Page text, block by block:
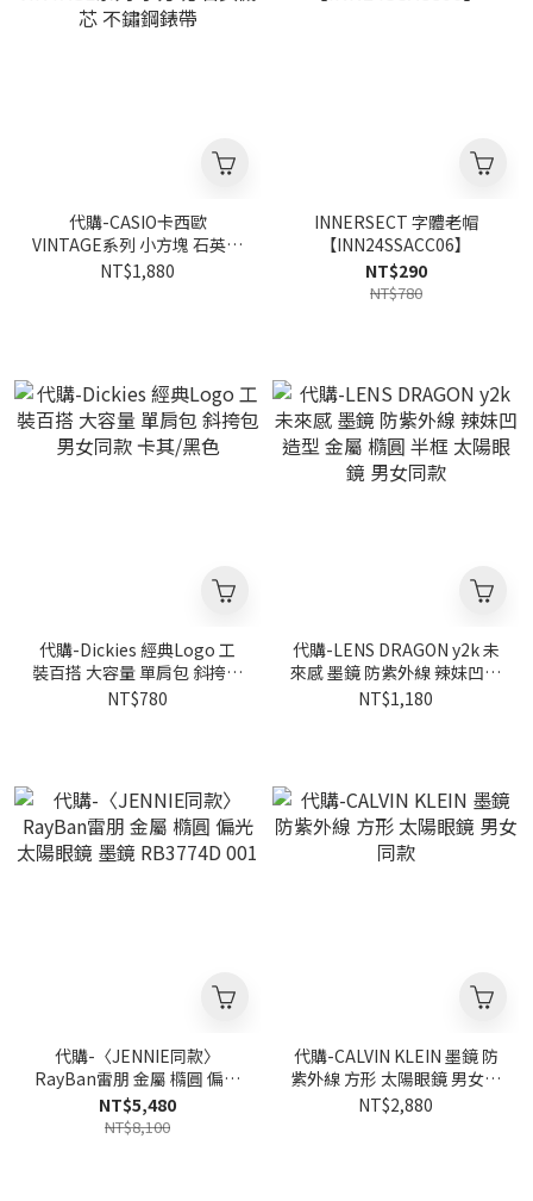
代購-CASIO卡西歐
VINTAGE系列 小方塊 石英機
芯 不鏽鋼錶帶
NT$1,880
INNERSECT 字體老帽
【INN24SSACC06】
NT$290
NT$780
代購-Dickies 經典Logo 工
裝百搭 大容量 單肩包 斜挎包
男女同款 卡其/黑色
NT$780
代購-LENS DRAGON y2k 未
來感 墨鏡 防紫外線 辣妹凹造
型 金屬 橢圓 半框 太陽眼鏡
NT$1,180
代購-〈JENNIE同款〉
RayBan雷朋 金屬 橢圓 偏光
太陽眼鏡 墨鏡 RB3774D
001
NT$5,480
NT$8,100
代購-CALVIN KLEIN 墨鏡 防
紫外線 方形 太陽眼鏡 男女同
款
NT$2,880